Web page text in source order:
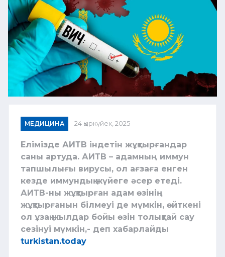
МЕДИЦИНА 24 қыркүйек, 2025
Елімізде АИТВ індетін жұқтырғандар
саны артуда. АИТВ – адамның иммун
тапшылығы вирусы, ол ағзаға енген
кезде иммундық жүйеге әсер етеді.
АИТВ-ны жұқтырған адам өзінің
жұқтырғанын білмеуі де мүмкін, өйткені
ол ұзақ жылдар бойы өзін толықтай сау
сезінуі мүмкін,- деп хабарлайды
turkistan.today